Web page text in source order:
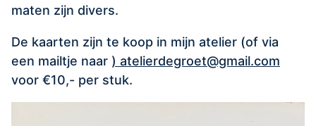
maten zijn divers.
De kaarten zijn te koop in mijn atelier (of via
een mailtje naar ) atelierdegroet@gmail.com
voor €10,- per stuk.